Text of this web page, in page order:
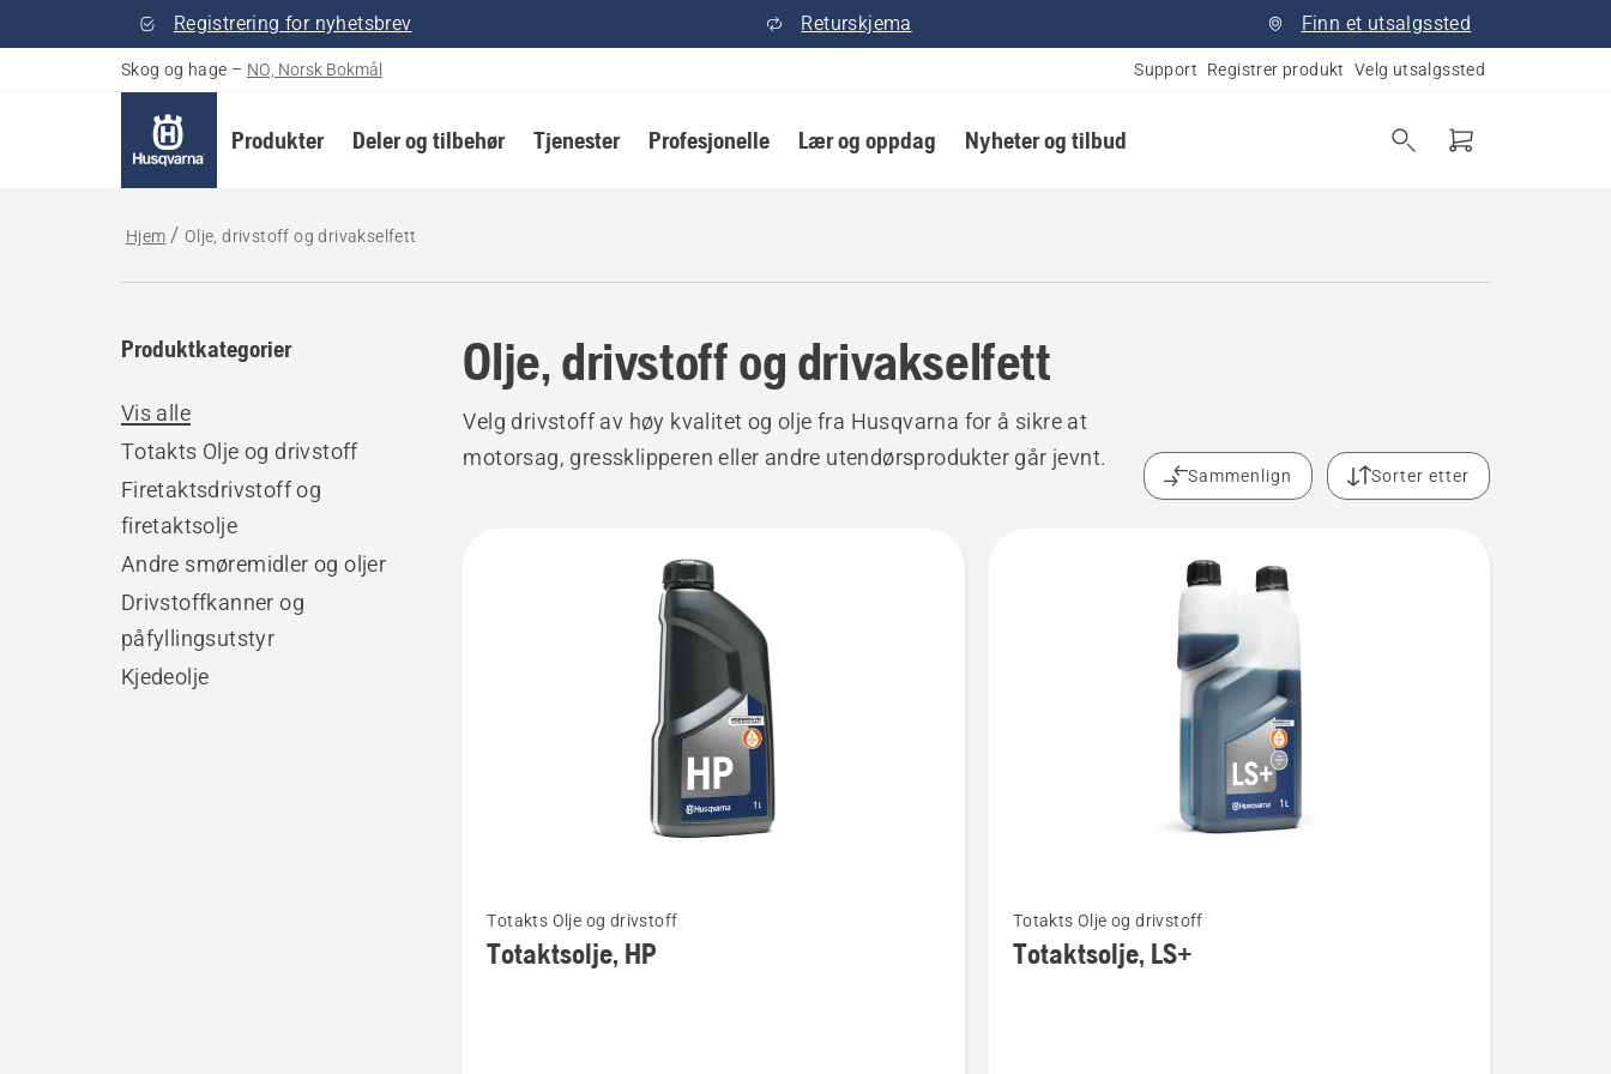
Registrering for nyhetsbrev Returskjema Finn et utsalgssted
Skog og hage – NO, Norsk Bokmål Support Registrer produkt Velg utsalgssted
Produkter Deler og tilbehør Tjenester Profesjonelle Lær og oppdag Nyheter og tilbud
Hjem Olje, drivstoff og drivakselfett
Olje, drivstoff og drivakselfett
Produktkategorier
Vis alle
Totakts Olje og drivstoff
Firetaktsdrivstoff og
firetaktsolje
Andre smøremidler og oljer
Drivstoffkanner og
påfyllingsutstyr
Kjedeolje
Velg drivstoff av høy kvalitet og olje fra Husqvarna for å sikre at
motorsag, gressklipperen eller andre utendørsprodukter går jevnt.
Sammenlign Sorter etter
flere
detaljer
Totakts Olje og drivstoff
Totaktsolje, HP
flere
detaljer
Totakts Olje og drivstoff
Totaktsolje, LS+